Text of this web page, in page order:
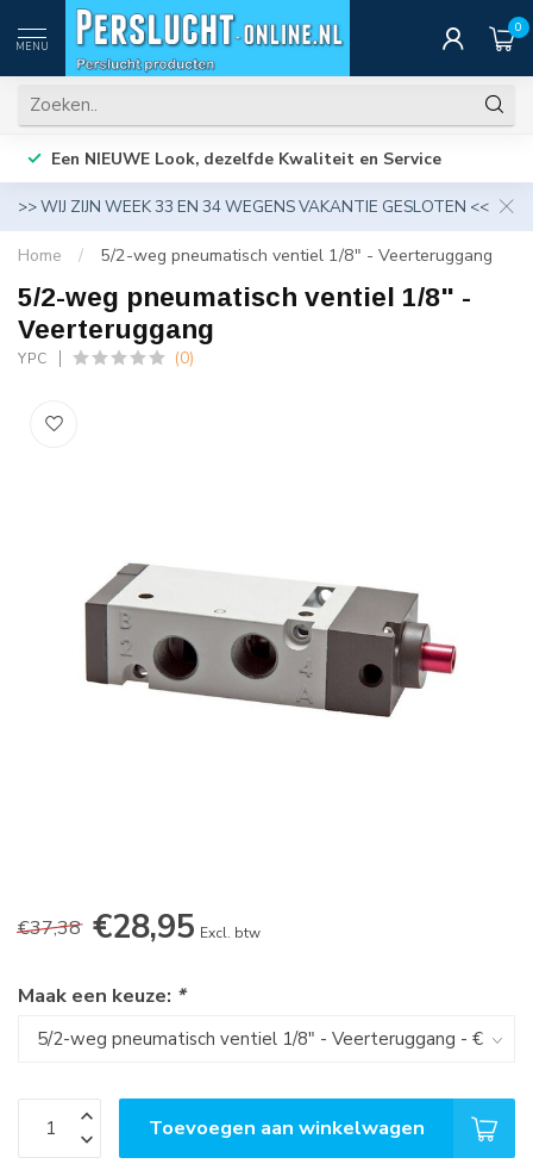
MENU
0
Een NIEUWE Look, dezelfde Kwaliteit en Service
>> WIJ ZIJN WEEK 33 EN 34 WEGENS VAKANTIE GESLOTEN <<
Home / 5/2-weg pneumatisch ventiel 1/8" - Veerteruggang
5/2-weg pneumatisch ventiel 1/8" -
Veerteruggang
YPC (0)
€37,38 €28,95 Excl. btw
Maak een keuze: *
Toevoegen aan winkelwagen